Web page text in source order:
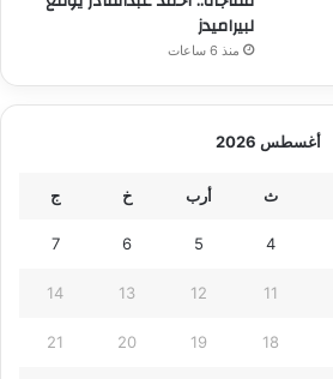
لبيراميدز
منذ 6 ساعات
أغسطس 2026
ث أرب خ ج
4
5
6
7
11
12
13
14
18
19
20
21